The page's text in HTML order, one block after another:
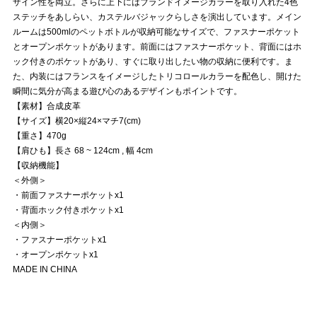
ステッチをあしらい、カステルバジャックらしさを演出しています。メイン
ルームは500mlのペットボトルが収納可能なサイズで、ファスナーポケット
とオープンポケットがあります。前面にはファスナーポケット、背面にはホ
ック付きのポケットがあり、すぐに取り出したい物の収納に便利です。ま
た、内装にはフランスをイメージしたトリコロールカラーを配色し、開けた
瞬間に気分が高まる遊び心のあるデザインもポイントです。
【素材】合成皮革
【サイズ】横20×縦24×マチ7(cm)
【重さ】470g
【肩ひも】長さ 68 ~ 124cm , 幅 4cm
【収納機能】
＜外側＞
・前面ファスナーポケットx1
・背面ホック付きポケットx1
＜内側＞
・ファスナーポケットx1
・オープンポケットx1
MADE IN CHINA